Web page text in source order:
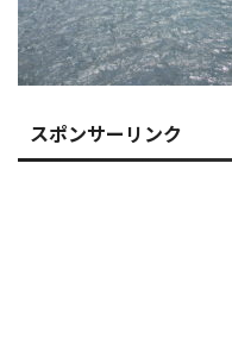
スポンサーリンク